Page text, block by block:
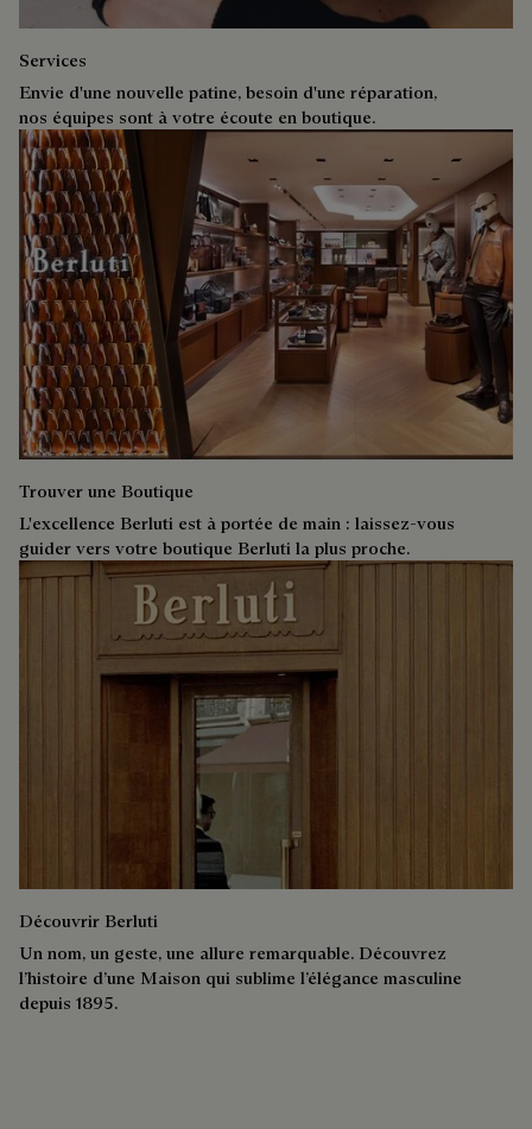
Services
Envie d'une nouvelle patine, besoin d'une réparation,
nos équipes sont à votre écoute en boutique.
Trouver une Boutique
L'excellence Berluti est à portée de main : laissez-vous
guider vers votre boutique Berluti la plus proche.
Découvrir Berluti
Un nom, un geste, une allure remarquable. Découvrez
l’histoire d’une Maison qui sublime l’élégance masculine
depuis 1895.